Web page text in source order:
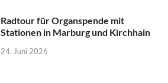
Radtour für Organspende mit
Stationen in Marburg und Kirchhain
24. Juni 2026